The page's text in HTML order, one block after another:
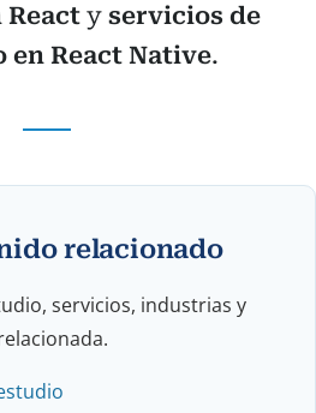
y servicios de
en React Native.
relacionado
servicios, industrias y